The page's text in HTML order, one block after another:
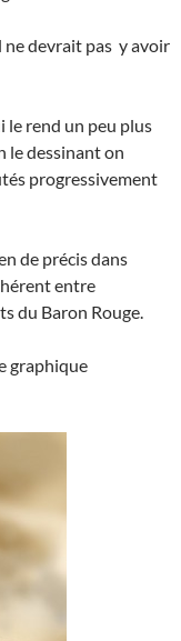
ne devrait pas y avoir
le rend un peu plus
le dessinant on
progressivement
de précis dans
entre
du Baron Rouge.
graphique